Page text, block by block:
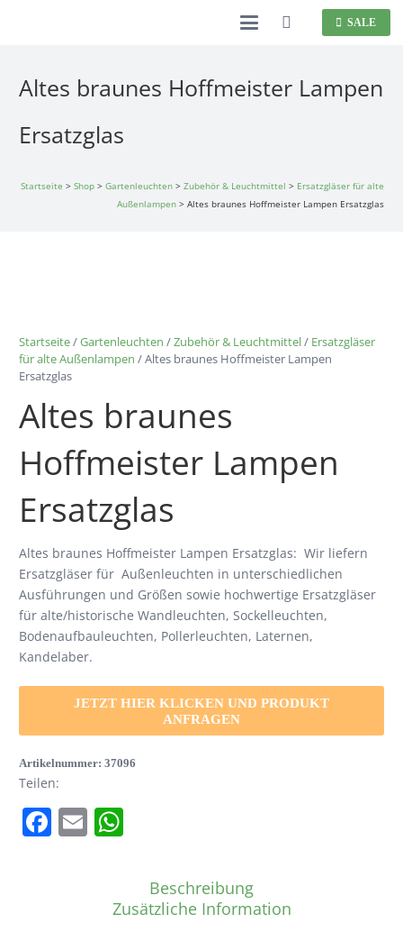
SALE
Altes braunes Hoffmeister Lampen
Ersatzglas
Startseite > Shop > Gartenleuchten > Zubehör & Leuchtmittel > Ersatzgläser für alte
Außenlampen > Altes braunes Hoffmeister Lampen Ersatzglas
Startseite/Gartenleuchten /Zubehör & Leuchtmittel/ Ersatzgläser
für alte Außenlampen / Altes braunes Hoffmeister Lampen
Ersatzglas
Altes braunes
Hoffmeister Lampen
Ersatzglas
Altes braunes Hoffmeister Lampen Ersatzglas: Wir liefern
Ersatzgläser für Außenleuchten in unterschiedlichen
Ausführungen und Größen sowie hochwertige Ersatzgläser
für alte/historische Wandleuchten, Sockelleuchten,
Bodenaufbauleuchten, Pollerleuchten, Laternen,
Kandelaber.
JETZT HIER KLICKEN UND PRODUKT
ANFRAGEN
Artikelnummer: 37096
Teilen:
Facebook
Email
Beschreibung
Zusätzliche Information